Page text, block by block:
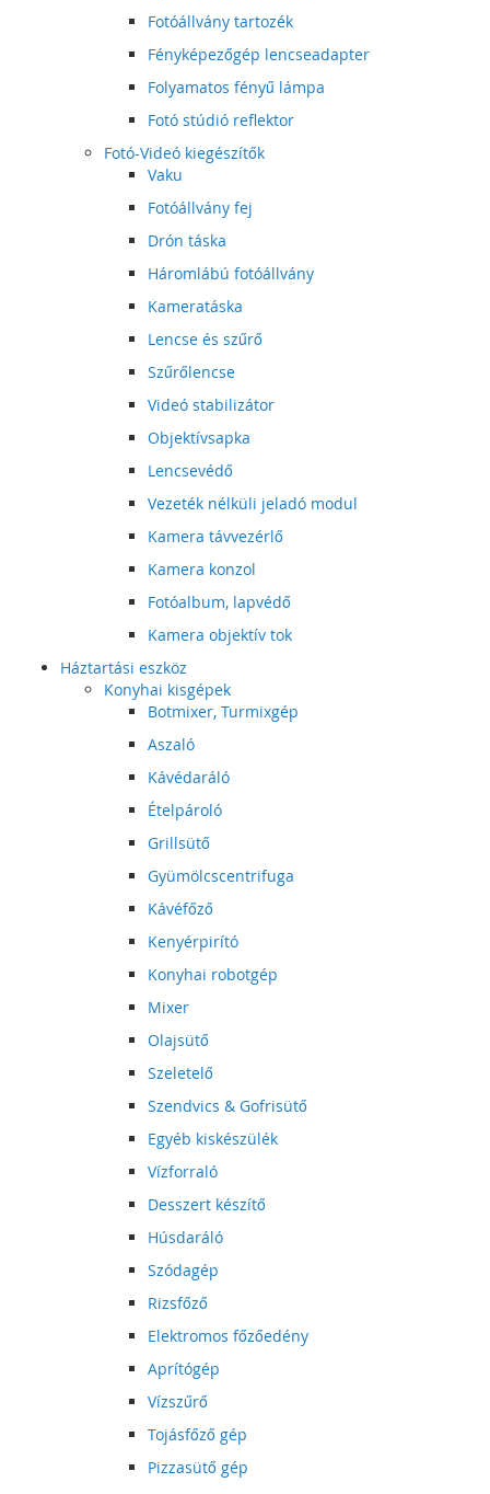
Fotóállvány tartozék
Fényképezőgép lencseadapter
Folyamatos fényű lámpa
Fotó stúdió reflektor
Fotó-Videó kiegészítők
Vaku
Fotóállvány fej
Drón táska
Háromlábú fotóállvány
Kameratáska
Lencse és szűrő
Szűrőlencse
Videó stabilizátor
Objektívsapka
Lencsevédő
Vezeték nélküli jeladó modul
Kamera távvezérlő
Kamera konzol
Fotóalbum, lapvédő
Kamera objektív tok
Háztartási eszköz
Konyhai kisgépek
Botmixer, Turmixgép
Aszaló
Kávédaráló
Ételpároló
Grillsütő
Gyümölcscentrifuga
Kávéfőző
Kenyérpirító
Konyhai robotgép
Mixer
Olajsütő
Szeletelő
Szendvics & Gofrisütő
Egyéb kiskészülék
Vízforraló
Desszert készítő
Húsdaráló
Szódagép
Rizsfőző
Elektromos főzőedény
Aprítógép
Vízszűrő
Tojásfőző gép
Pizzasütő gép